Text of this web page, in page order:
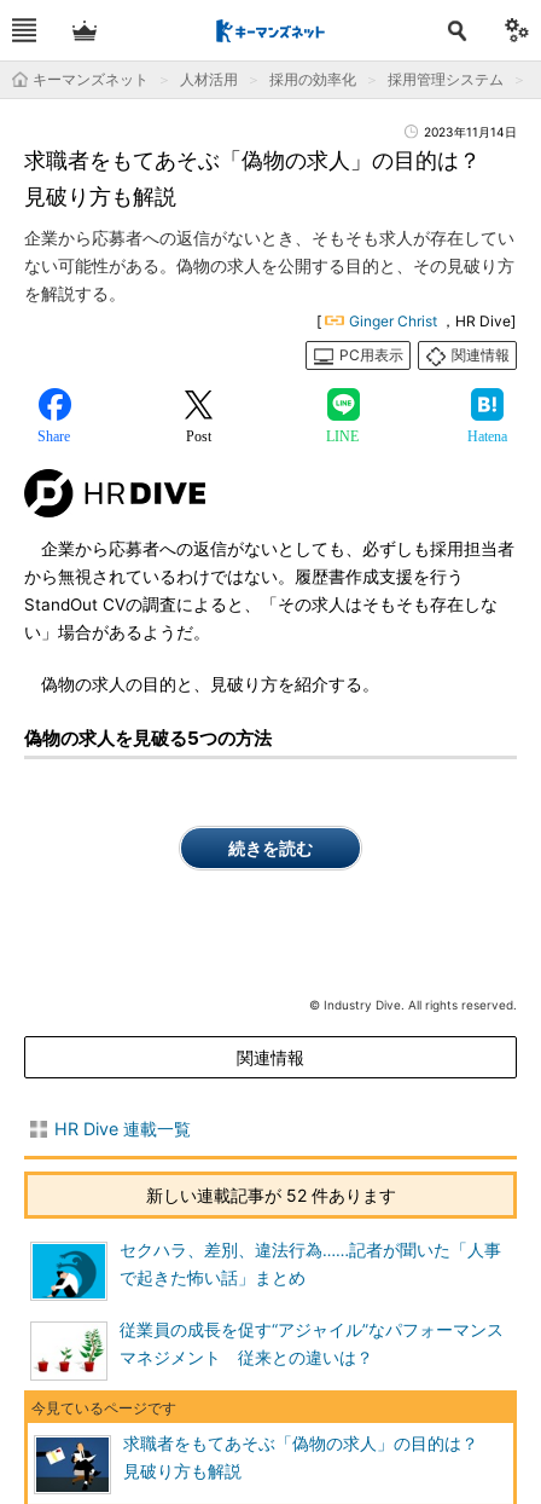
キーマンズネット 人材活用 採用の効率化 採用管理システム
2023年11月14日
求職者をもてあそぶ「偽物の求人」の目的は？
見破り方も解説
企業から応募者への返信がないとき、そもそも求人が存在してい
ない可能性がある。偽物の求人を公開する目的と、その見破り方
を解説する。
[ Ginger Christ ，HR Dive]
PC用表示
関連情報
Share Post LINE Hatena
企業から応募者への返信がないとしても、必ずしも採用担当者
から無視されているわけではない。履歴書作成支援を行う
StandOut CVの調査によると、「その求人はそもそも存在しな
い」場合があるようだ。
偽物の求人の目的と、見破り方を紹介する。
偽物の求人を見破る5つの方法
続きを読む
© Industry Dive. All rights reserved.
関連情報
HR Dive 連載一覧
新しい連載記事が 52 件あります
セクハラ、差別、違法行為……記者が聞いた「人事
で起きた怖い話」まとめ
従業員の成長を促す“アジャイル”なパフォーマンス
マネジメント 従来との違いは？
求職者をもてあそぶ「偽物の求人」の目的は？
見破り方も解説